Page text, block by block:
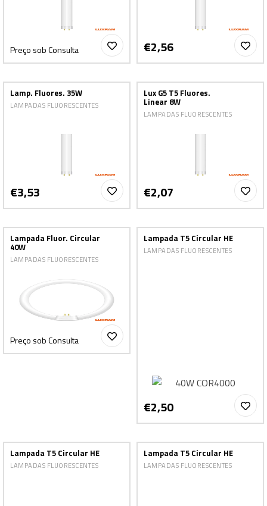
Preço sob Consulta €2,56
Lamp. Fluores. 35W
LAMPADAS FLUORESCENTES
€3,53
Lux G5 T5 Fluores.
Linear 8W
LAMPADAS FLUORESCENTES
€2,07
Lampada Fluor. Circular
40W
LAMPADAS FLUORESCENTES
Preço sob Consulta
Lampada T5 Circular HE
LAMPADAS FLUORESCENTES
€2,50
Lampada T5 Circular HE
LAMPADAS FLUORESCENTES
Lampada T5 Circular HE
LAMPADAS FLUORESCENTES